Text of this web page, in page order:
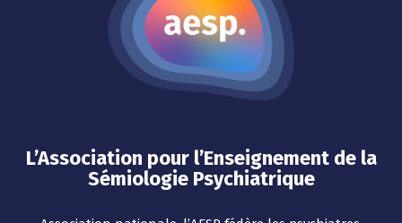
L’Association pour l’Enseignement de la
Sémiologie Psychiatrique